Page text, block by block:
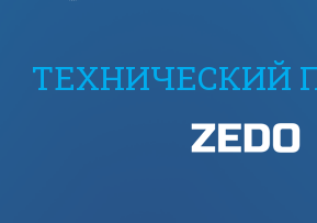
ТЕХНИЧЕСКИЙ